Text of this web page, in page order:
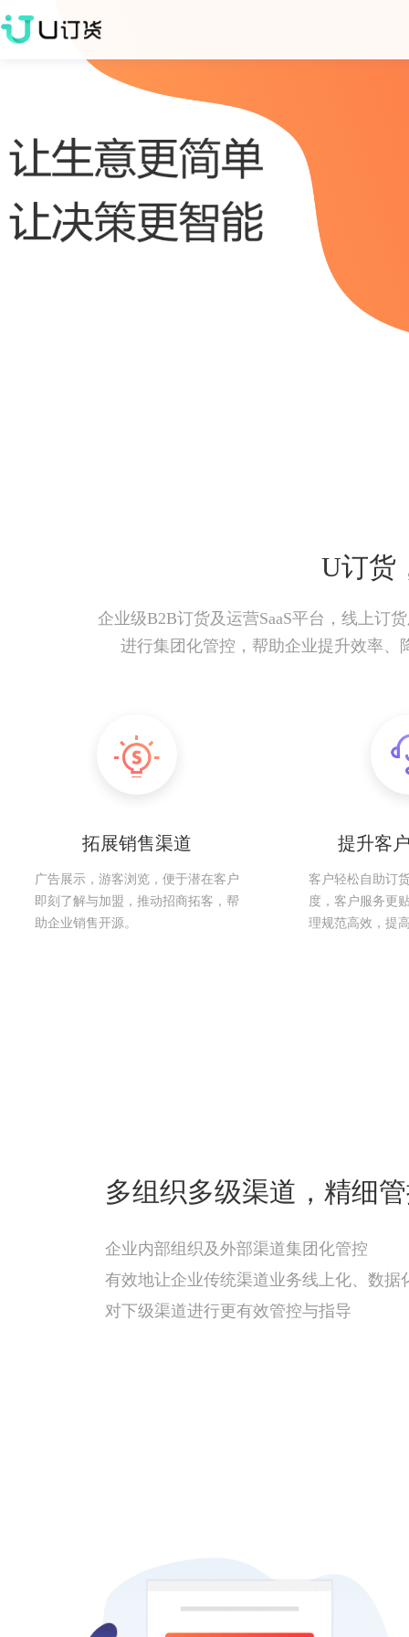
U订货
企业级B2B订货及运营SaaS平台，线上订
进行集团化管控，帮助企业提升效率
拓展销售渠道
广告展示，游客浏览，便于潜在客户
即刻了解与加盟，推动招商拓客，帮
助企业销售开源。
提升客
客户轻松自助订
度，客户服务更
理规范高效，提
多组织多级渠道，精细
企业内部组织及外部渠道集团化管控
有效地让企业传统渠道业务线上化、数据
对下级渠道进行更有效管控与指导